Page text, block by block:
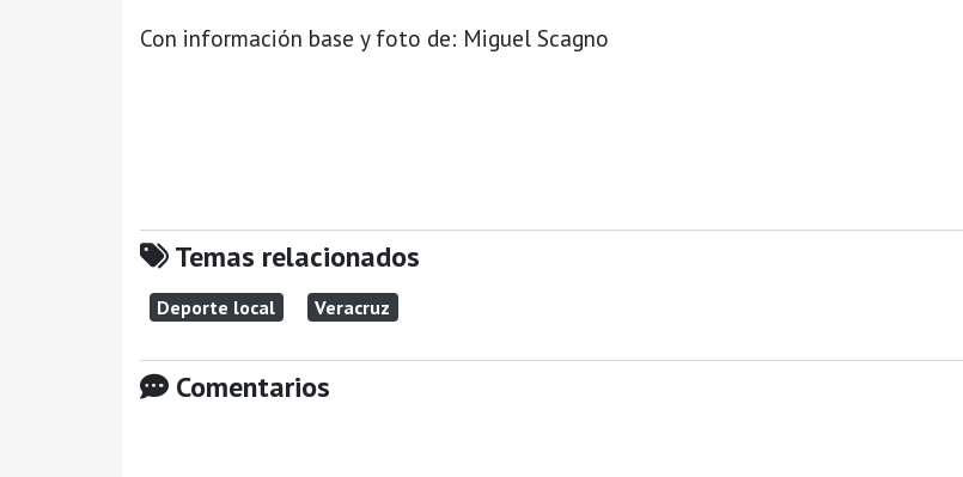
Con información base y foto de: Miguel Scagno
Temas relacionados
Deporte local Veracruz
Comentarios